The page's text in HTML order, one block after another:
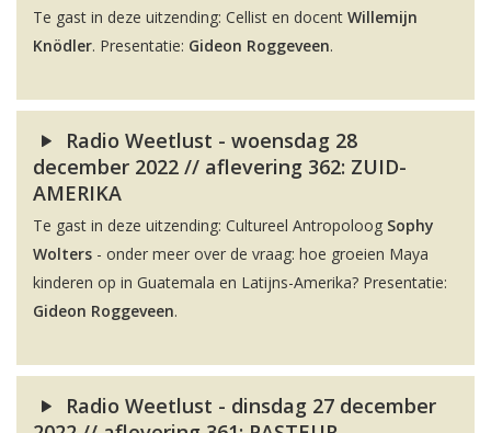
Te gast in deze uitzending: Cellist en docent Willemijn
Knödler. Presentatie: Gideon Roggeveen.
Radio Weetlust - woensdag 28
december 2022 // aflevering 362: ZUID-
AMERIKA
Te gast in deze uitzending: Cultureel Antropoloog Sophy
Wolters - onder meer over de vraag: hoe groeien Maya
kinderen op in Guatemala en Latijns-Amerika? Presentatie:
Gideon Roggeveen.
Radio Weetlust - dinsdag 27 december